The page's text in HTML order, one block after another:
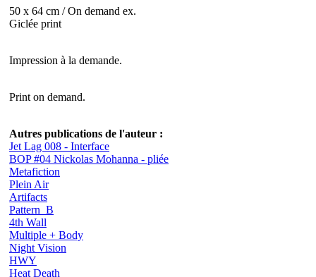
50 x 64 cm / On demand ex.
Giclée print
Impression à la demande.
Print on demand.
Autres publications de l'auteur :
Jet Lag 008 - Interface
BOP #04 Nickolas Mohanna - pliée
Metafiction
Plein Air
Artifacts
Pattern_B
4th Wall
Multiple + Body
Night Vision
HWY
Heat Death